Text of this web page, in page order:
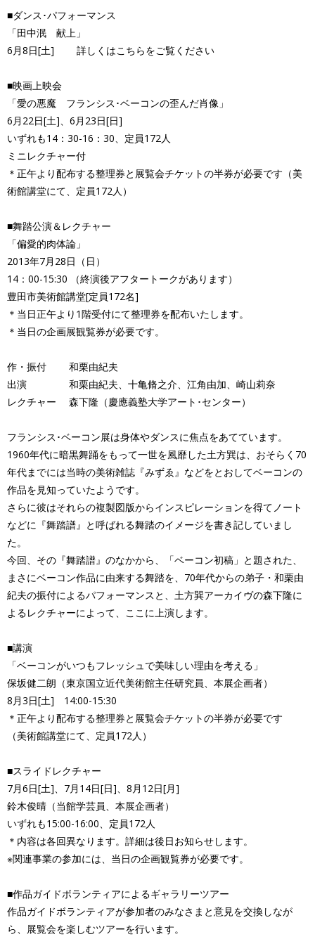
■ダンス･パフォーマンス
「田中泯 献上」
6月8日[土] 詳しくはこちらをご覧ください
■映画上映会
「愛の悪魔 フランシス･ベーコンの歪んだ肖像」
6月22日[土]、6月23日[日]
いずれも14：30-16：30、定員172人
ミニレクチャー付
＊正午より配布する整理券と展覧会チケットの半券が必要です（美
術館講堂にて、定員172人）
■舞踏公演＆レクチャー
「偏愛的肉体論」
2013年7月28日（日）
14：00-15:30 （終演後アフタートークがあります）
豊田市美術館講堂[定員172名]
＊当日正午より1階受付にて整理券を配布いたします。
＊当日の企画展観覧券が必要です。
作・振付 和栗由紀夫
出演 和栗由紀夫、十亀脩之介、江角由加、崎山莉奈
レクチャー 森下隆（慶應義塾大学アート･センター）
フランシス･ベーコン展は身体やダンスに焦点をあてています。
1960年代に暗黒舞踊をもって一世を風靡した土方巽は、おそらく70
年代までには当時の美術雑誌『みずゑ』などをとおしてベーコンの
作品を見知っていたようです。
さらに彼はそれらの複製図版からインスピレーションを得てノート
などに『舞踏譜』と呼ばれる舞踏のイメージを書き記していまし
た。
今回、その『舞踏譜』のなかから、「ベーコン初稿」と題された、
まさにベーコン作品に由来する舞踏を、70年代からの弟子・和栗由
紀夫の振付によるパフォーマンスと、土方巽アーカイヴの森下隆に
よるレクチャーによって、ここに上演します。
■講演
「ベーコンがいつもフレッシュで美味しい理由を考える」
保坂健二朗（東京国立近代美術館主任研究員、本展企画者）
8月3日[土] 14:00-15:30
＊正午より配布する整理券と展覧会チケットの半券が必要です
（美術館講堂にて、定員172人）
■スライドレクチャー
7月6日[土]、7月14日[日]、8月12日[月]
鈴木俊晴（当館学芸員、本展企画者）
いずれも15:00-16:00、定員172人
＊内容は各回異なります。詳細は後日お知らせします。
※関連事業の参加には、当日の企画観覧券が必要です。
■作品ガイドボランティアによるギャラリーツアー
作品ガイドボランティアが参加者のみなさまと意見を交換しなが
ら、展覧会を楽しむツアーを行います。